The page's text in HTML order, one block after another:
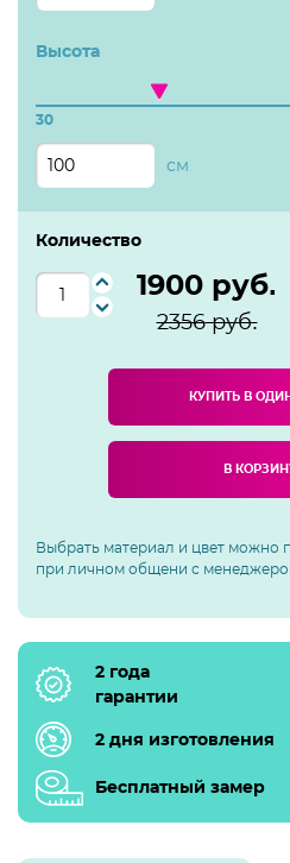
Высота
30
см
Количество
1900 руб.
2356руб.
КУПИТЬ В
В
Выбрать материал и цвет можно
при личном общени с
2 года
гарантии
2 дня изготовления
Бесплатный замер